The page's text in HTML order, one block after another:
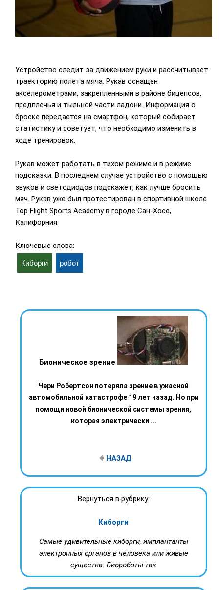
Устройство следит за движением руки и рассчитывает
траекторию полета мяча. Рукав оснащен
акселерометрами, закрепленными в районе бицепсов,
предплечья и тыльной части ладони. Информация о
броске передается на смартфон, который собирает
статистику и советует, что необходимо изменить в
ходе тренировок.
Рукав может работать в тихом режиме и в режиме
подсказки. В последнем случае устройство с помощью
звуков и светодиодов подскажет, как лучше бросить
мяч. Рукав уже был протестирован в спортивной школе
Top Flight Sports Academy в городе Сан-Хосе,
Калифорния.
Ключевые слова:
Киборги робот
Бионическое зрение
Чери Робертсон потеряла зрение в ужасной
автомобильной катастрофе 19 лет назад. Но при
помощи новой бионической системы зрения,
которая электрически ...
НАЗАД
Вернуться в рубрику:
Киборги
Самые удивительные киборги, имплантанты
электронных органов в человека или живые
существа. Биороботы так